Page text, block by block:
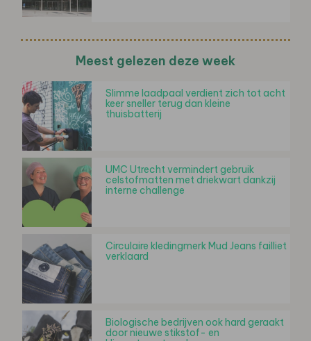
Meest gelezen deze week
Slimme laadpaal verdient zich tot acht
keer sneller terug dan kleine
thuisbatterij
UMC Utrecht vermindert gebruik
celstofmatten met driekwart dankzij
interne challenge
Circulaire kledingmerk Mud Jeans failliet
verklaard
Biologische bedrijven ook hard geraakt
door nieuwe stikstof- en